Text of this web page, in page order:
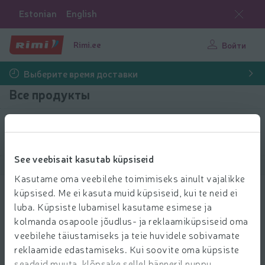
See veebisait kasutab küpsiseid
Kasutame oma veebilehe toimimiseks ainult vajalikke
küpsised. Me ei kasuta muid küpsiseid, kui te neid ei
luba. Küpsiste lubamisel kasutame esimese ja
kolmanda osapoole jõudlus- ja reklaamiküpsiseid oma
veebilehe täiustamiseks ja teie huvidele sobivamate
reklaamide edastamiseks. Kui soovite oma küpsiste
Estonian English
Rimi.ee Войти
Выберите время доставки
Все продукты
Выбрать продукты
Показать продукты
Limonaadijää guanabanamaitseline
Limpa 70g
0.59 € за шт.
0 59
€/шт.Цена за единицу: 8,43 €/кг
8,43 €/кг
Добавить в корзину